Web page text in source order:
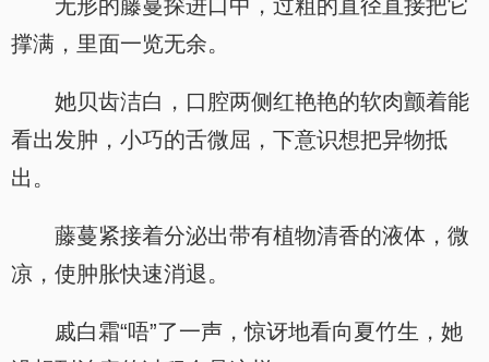
无形的藤蔓探进口中，过粗的直径直接把它
撑满，里面一览无余。
她贝齿洁白，口腔两侧红艳艳的软肉颤着能
看出发肿，小巧的舌微屈，下意识想把异物抵
出。
藤蔓紧接着分泌出带有植物清香的液体，微
凉，使肿胀快速消退。
戚白霜“唔”了一声，惊讶地看向夏竹生，她